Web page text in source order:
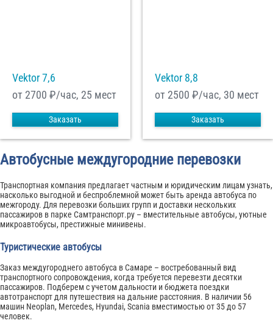
Vektor 7,6
от 2700 ₽/час, 25 мест
Заказать
Vektor 8,8
от 2500 ₽/час, 30 мест
Заказать
Автобусные междугородние перевозки
Транспортная компания предлагает частным и юридическим лицам узнать,
насколько выгодной и беспроблемной может быть аренда автобуса по
межгороду. Для перевозки больших групп и доставки нескольких
пассажиров в парке Самтранспорт.ру – вместительные автобусы, уютные
микроавтобусы, престижные минивены.
Туристические автобусы
Заказ междугороднего автобуса в Самаре – востребованный вид
транспортного сопровождения, когда требуется перевезти десятки
пассажиров. Подберем с учетом дальности и бюджета поездки
автотранспорт для путешествия на дальние расстояния. В наличии 56
машин Neoplan, Mercedes, Hyundai, Scania вместимостью от 35 до 57
человек.